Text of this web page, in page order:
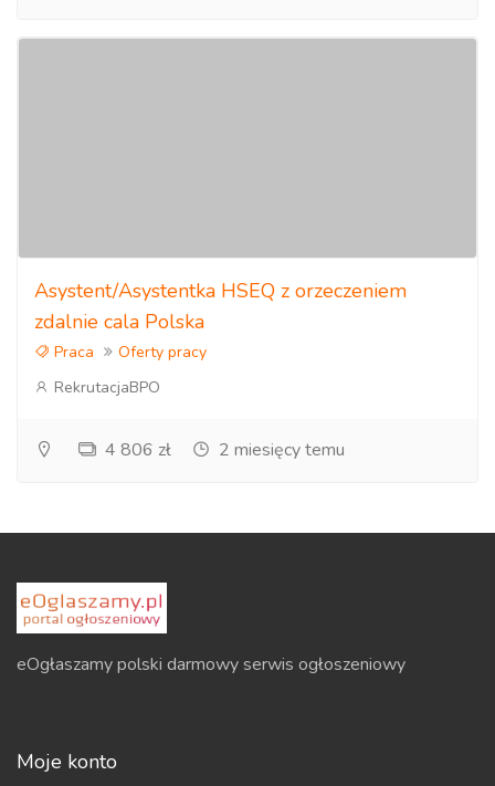
Asystent/Asystentka HSEQ z orzeczeniem
zdalnie cala Polska
Praca
Oferty pracy
RekrutacjaBPO
4 806 zł 2 miesięcy temu
eOgłaszamy polski darmowy serwis ogłoszeniowy
Moje konto